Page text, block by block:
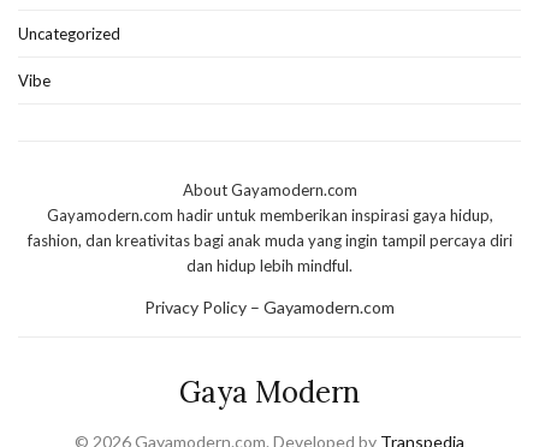
Uncategorized
Vibe
About Gayamodern.com
Gayamodern.com hadir untuk memberikan inspirasi gaya hidup,
fashion, dan kreativitas bagi anak muda yang ingin tampil percaya diri
dan hidup lebih mindful.
Privacy Policy – Gayamodern.com
Gaya Modern
© 2026 Gayamodern.com. Developed by Transpedia